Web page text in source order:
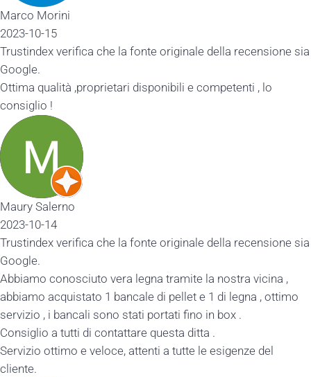
verifica che la fonte originale della recensione sia
,proprietari disponibili e competenti , lo
!
verifica che la fonte originale della recensione sia
conosciuto vera legna tramite la nostra vicina ,
1 bancale di pellet e 1 di legna , ottimo
bancali sono stati portati fino in box .
a tutti di contattare questa ditta .
e veloce, attenti a tutte le esigenze del